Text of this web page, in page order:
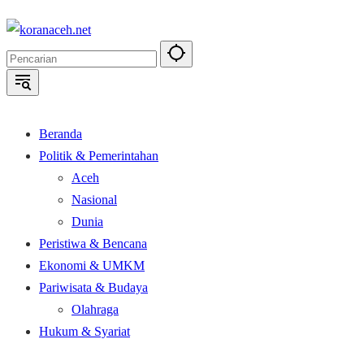
Langsung
konten
Beranda
Politik & Pemerintahan
Aceh
Nasional
Dunia
Peristiwa & Bencana
Ekonomi & UMKM
Pariwisata & Budaya
Olahraga
Hukum & Syariat